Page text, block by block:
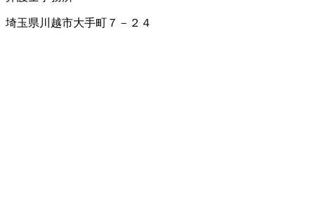
埼玉県川越市大手町７－２４